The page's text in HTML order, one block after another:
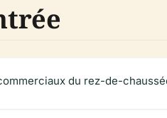
du rez-de-